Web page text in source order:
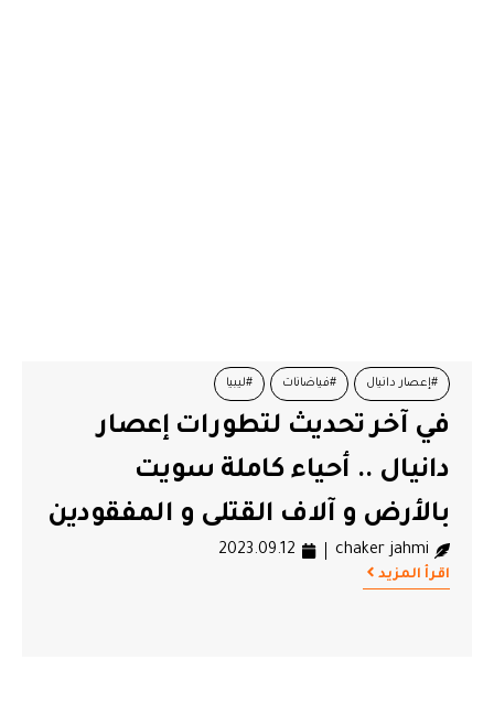
#إعصار دانيال #فياضانات #ليبيا
في آخر تحديث لتطورات إعصار
دانيال .. أحياء كاملة سويت
بالأرض و آلاف القتلى و المفقودين
chaker jahmi
2023.09.12
اقرأ المزيد